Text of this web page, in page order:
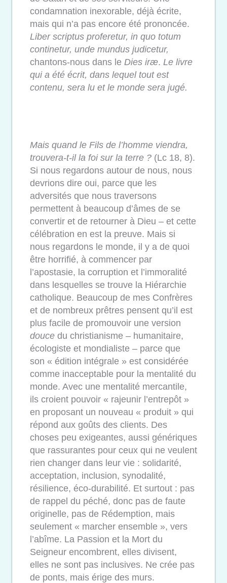
condamnation inexorable, déjà écrite,
mais qui n’a pas encore été prononcée.
Liber scriptus proferetur, in quo totum
continetur, unde mundus judicetur,
chantons-nous dans le Dies iræ. Le livre
qui a été écrit, dans lequel tout est
contenu, sera lu et le monde sera jugé.
Mais quand le Fils de l’homme viendra,
trouvera-t-il la foi sur la terre ? (Lc 18, 8).
Si nous regardons autour de nous, nous
devrions dire oui, parce que les
adversités que nous traversons
permettent à beaucoup d’âmes de se
convertir et de retourner à Dieu – et cette
célébration en est la preuve. Mais si
nous regardons le monde, il y a de quoi
être horrifié, à commencer par
l’apostasie, la corruption et l’immoralité
dans lesquelles se trouve la Hiérarchie
catholique. Beaucoup de mes Confrères
et de nombreux prêtres pensent qu’il est
plus facile de promouvoir une version
douce du christianisme – humanitaire,
écologiste et mondialiste – parce que
son « édition intégrale » est considérée
comme inacceptable pour la mentalité du
monde. Avec une mentalité mercantile,
ils croient pouvoir « rajeunir l’entrepôt »
en proposant un nouveau « produit » qui
répond aux goûts des clients. Des
choses peu exigeantes, aussi génériques
que rassurantes pour ceux qui ne veulent
rien changer dans leur vie : solidarité,
acceptation, inclusion, synodalité,
résilience, éco-durabilité. Et surtout : pas
de rappel du péché, donc pas de faute
originelle, pas de Rédemption, mais
seulement « marcher ensemble », vers
l’abîme. La Passion et la Mort du
Seigneur encombrent, elles divisent,
elles ne sont pas inclusives. Ne crée pas
de ponts, mais érige des murs.